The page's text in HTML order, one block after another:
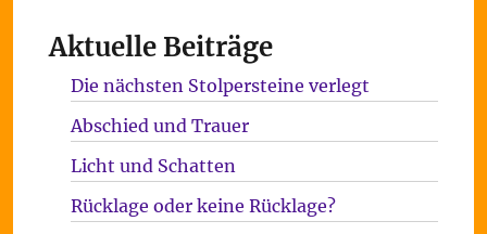
Aktuelle Beiträge
Die nächsten Stolpersteine verlegt
Abschied und Trauer
Licht und Schatten
Rücklage oder keine Rücklage?